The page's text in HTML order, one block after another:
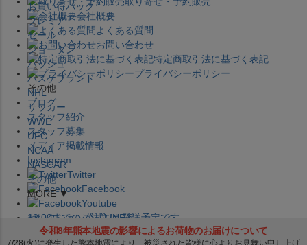
会社概要
よくある質問
お問い合わせ
特定商取引法に基づく表記
プライバシーポリシー
その他
ブログ
スタッフ紹介
スタッフ募集
メディア掲載情報
Instagram
Twitter
Facebook
Youtube
セレクション公式LINE@
お買い得パック
プレミア
セール
ジョーダン
バッシュ
バスケブランド
NHL
サッカー
WWE
UFC
NCAA
NASCAR
その他
MORE ▼
12:00までのご注文は発送予定です。
在庫品は 1-3営業日内で発送!! ※お取寄せ商品は対象外